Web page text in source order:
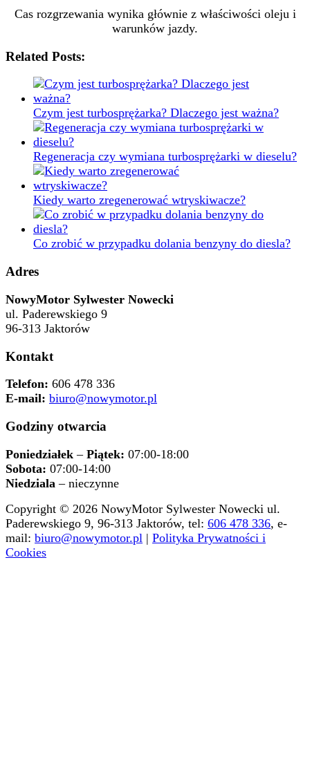
Cas rozgrzewania wynika głównie z właściwości oleju i
warunków jazdy.
Related Posts:
Czym jest turbosprężarka? Dlaczego jest ważna?
Regeneracja czy wymiana turbosprężarki w dieselu?
Kiedy warto zregenerować wtryskiwacze?
Co zrobić w przypadku dolania benzyny do diesla?
Adres
NowyMotor Sylwester Nowecki
ul. Paderewskiego 9
96-313 Jaktorów
Kontakt
Telefon: 606 478 336
E-mail: biuro@nowymotor.pl
Godziny otwarcia
Poniedziałek – Piątek: 07:00-18:00
Sobota: 07:00-14:00
Niedziala – nieczynne
Copyright © 2026 NowyMotor Sylwester Nowecki ul.
Paderewskiego 9, 96-313 Jaktorów, tel: 606 478 336, e-
mail: biuro@nowymotor.pl | Polityka Prywatności i
Cookies